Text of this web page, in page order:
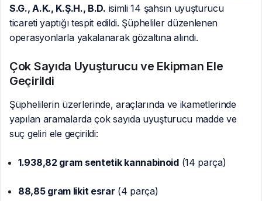
S.G., A.K., K.Ş.H., B.D. isimli 14 şahsın uyuşturucu
ticareti yaptığı tespit edildi. Şüpheliler düzenlenen
operasyonlarla yakalanarak gözaltına alındı.
Çok Sayıda Uyuşturucu ve Ekipman Ele
Geçirildi
Şüphelilerin üzerlerinde, araçlarında ve ikametlerinde
yapılan aramalarda çok sayıda uyuşturucu madde ve
suç geliri ele geçirildi:
1.938,82 gram sentetik kannabinoid(14 parça)
88,85 gram likit esrar (4 parça)